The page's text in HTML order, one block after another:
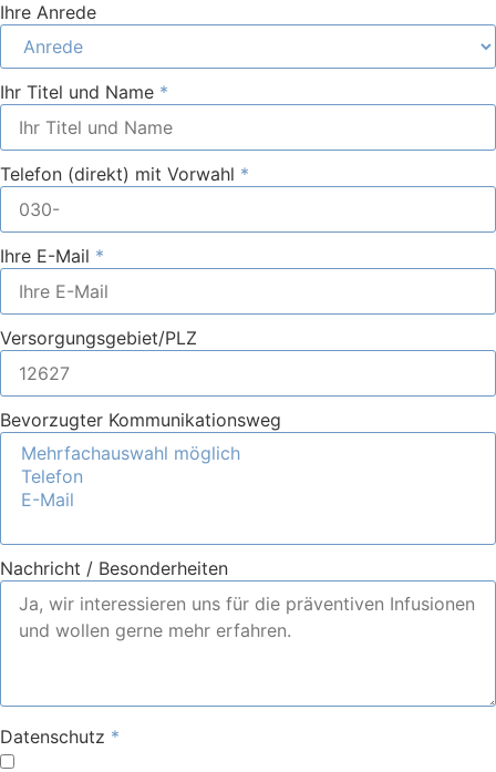
Ihre Anrede
Ihr Titel und Name
Telefon (direkt) mit Vorwahl
Ihre E-Mail
Versorgungsgebiet/PLZ
Bevorzugter Kommunikationsweg
Nachricht / Besonderheiten
Datenschutz